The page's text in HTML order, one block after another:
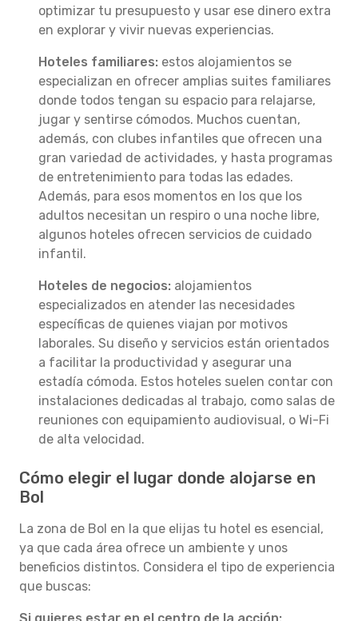
optimizar tu presupuesto y usar ese dinero extra
en explorar y vivir nuevas experiencias.
Hoteles familiares: estos alojamientos se
especializan en ofrecer amplias suites familiares
donde todos tengan su espacio para relajarse,
jugar y sentirse cómodos. Muchos cuentan,
además, con clubes infantiles que ofrecen una
gran variedad de actividades, y hasta programas
de entretenimiento para todas las edades.
Además, para esos momentos en los que los
adultos necesitan un respiro o una noche libre,
algunos hoteles ofrecen servicios de cuidado
infantil.
Hoteles de negocios: alojamientos
especializados en atender las necesidades
específicas de quienes viajan por motivos
laborales. Su diseño y servicios están orientados
a facilitar la productividad y asegurar una
estadía cómoda. Estos hoteles suelen contar con
instalaciones dedicadas al trabajo, como salas de
reuniones con equipamiento audiovisual, o Wi-Fi
de alta velocidad.
Cómo elegir el lugar donde alojarse en
Bol
La zona de Bol en la que elijas tu hotel es esencial,
ya que cada área ofrece un ambiente y unos
beneficios distintos. Considera el tipo de experiencia
que buscas: